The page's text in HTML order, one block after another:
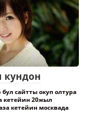
кундон
сайтты окуп олтура
кетейин 20жыл
кетейин москвада